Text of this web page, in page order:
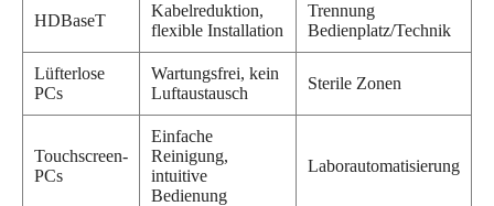
HDBaseT
Kabelreduktion,
flexible Installation
Trennung
Bedienplatz/Technik
Lüfterlose
PCs
Wartungsfrei, kein
Luftaustausch
Sterile Zonen
Touchscreen-
PCs
Einfache
Reinigung,
intuitive
Bedienung
Laborautomatisierung